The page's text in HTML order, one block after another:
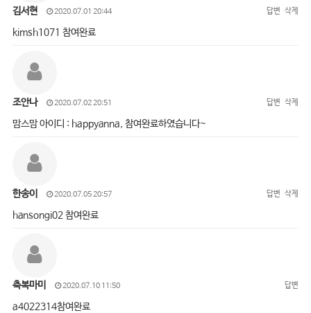
김서현 2020.07.01 20:44 답변 삭제
kimsh1071 참여완료
조안나 2020.07.02 20:51 답변 삭제
맘스맘 아이디 : happyanna, 참여완료하였습니다~
한송이 2020.07.05 20:57 답변 삭제
hansongi02 참여완료
축복마미 2020.07.10 11:50 답변
a4022314참여완료